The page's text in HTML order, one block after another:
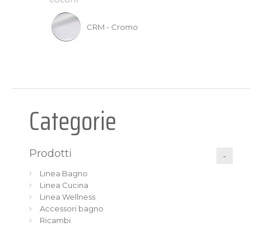
CRM - Cromo
Categorie
Prodotti
Linea Bagno
Linea Cucina
Linea Wellness
Accessori bagno
Ricambi